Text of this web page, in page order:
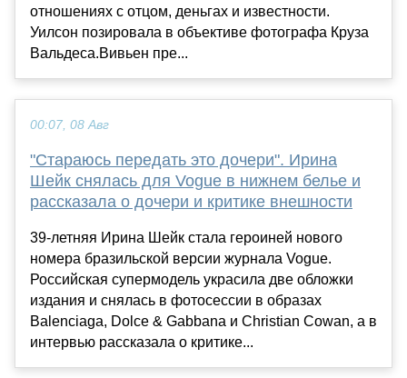
отношениях с отцом, деньгах и известности.
Уилсон позировала в объективе фотографа Круза
Вальдеса.Вивьен пре...
00:07, 08 Авг
"Стараюсь передать это дочери". Ирина
Шейк снялась для Vogue в нижнем белье и
рассказала о дочери и критике внешности
39-летняя Ирина Шейк стала героиней нового
номера бразильской версии журнала Vogue.
Российская супермодель украсила две обложки
издания и снялась в фотосессии в образах
Balenciaga, Dolce & Gabbana и Christian Cowan, а в
интервью рассказала о критике...